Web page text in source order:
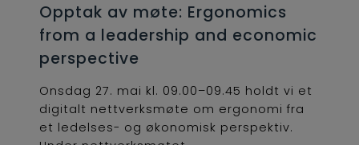
Opptak av møte: Ergonomics
from a leadership and economic
perspective
Onsdag 27. mai kl. 09.00–09.45 holdt vi et
digitalt nettverksmøte om ergonomi fra
et ledelses- og økonomisk perspektiv.